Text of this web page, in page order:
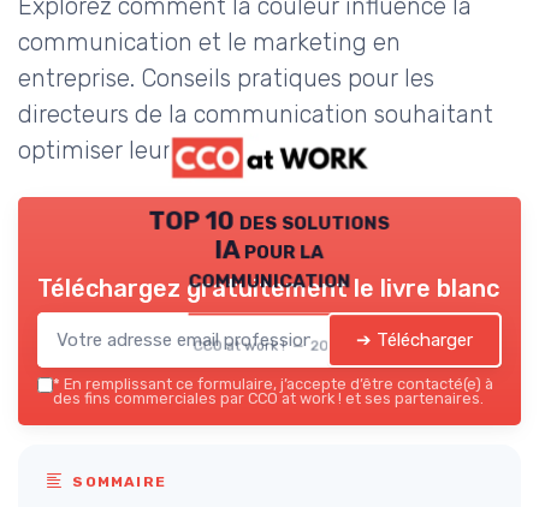
communication et le marketing en
entreprise. Conseils pratiques pour les
directeurs de la communication souhaitant
optimiser leur stratégie visuelle.
TOP 10 des solutions
IA pour la
communication
CCO at work ! — 2026
Téléchargez gratuitement le livre blanc
➔ Télécharger
* En remplissant ce formulaire, j’accepte d’être contacté(e) à
des fins commerciales par CCO at work ! et ses partenaires.
SOMMAIRE